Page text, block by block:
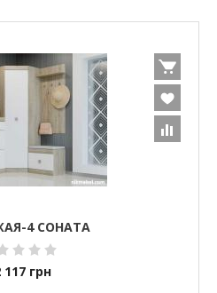
4 СОНАТА
117 грн